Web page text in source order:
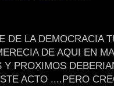
DE LA DEMOCRACIA
DE AQUI EN
Y PROXIMOS
ACTO ....PERO